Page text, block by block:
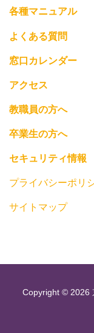
各種マニュアル
よくある質問
窓口カレンダー
アクセス
教職員の方へ
卒業生の方へ
セキュリティ情報
プライバシーポリ
サイトマップ
Copyright © 2026